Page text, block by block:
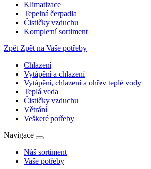
Klimatizace
Tepelná čerpadla
Čističky vzduchu
Kompletní sortiment
Zpět Zpět na Vaše potřeby
Chlazení
Vytápění a chlazení
Vytápění, chlazení a ohřev teplé vody
Teplá voda
Čističky vzduchu
Větrání
Veškeré potřeby
Navigace
Náš sortiment
Vaše potřeby